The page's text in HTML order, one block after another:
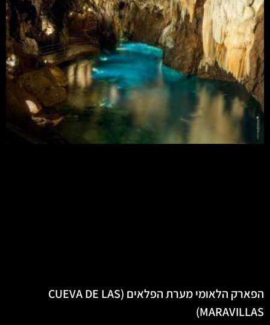
הפארק הלאומי מערת הפלאים (CUEVA DE LAS
MARAVILLAS)